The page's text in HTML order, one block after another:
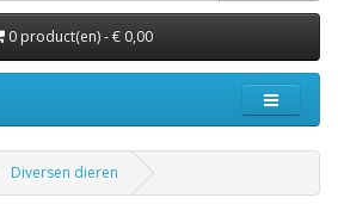
0 product(en) - € 0,00
Diversen dieren